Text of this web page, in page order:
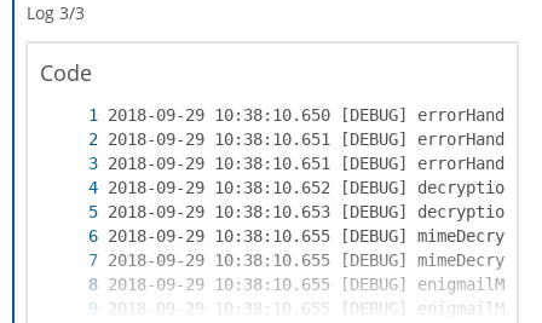
Log 3/3
Code